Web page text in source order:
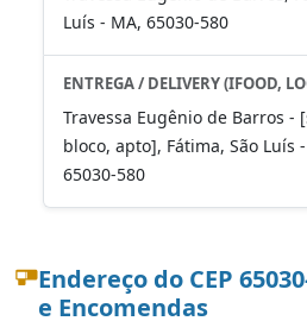
Luís - MA, 65030-580
ENTREGA / DELIVERY (IFOOD,
Travessa Eugênio de Barros -
bloco, apto], Fátima, São Luís
65030-580
Endereço do CEP
e Encomendas